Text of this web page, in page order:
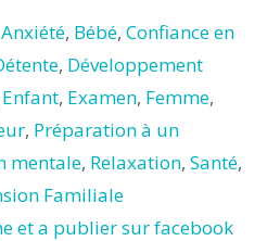
Anxiété, Bébé,Confiance en
, Développement
Enfant, Examen, Femme,
, Préparation à un
mentale, Relaxation, Santé,
Familiale
et a publier sur facebook